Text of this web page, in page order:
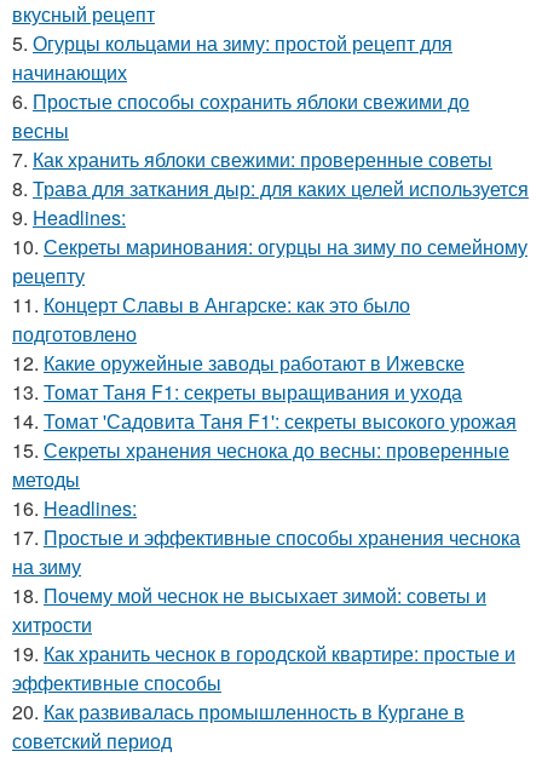
вкусный рецепт
5. Огурцы кольцами на зиму: простой рецепт для
начинающих
6. Простые способы сохранить яблоки свежими до
весны
7. Как хранить яблоки свежими: проверенные советы
8. Трава для заткания дыр: для каких целей используется
9. Headlines:
10. Секреты маринования: огурцы на зиму по семейному
рецепту
11. Концерт Славы в Ангарске: как это было
подготовлено
12. Какие оружейные заводы работают в Ижевске
13. Томат Таня F1: секреты выращивания и ухода
14. Томат 'Садовита Таня F1': секреты высокого урожая
15. Секреты хранения чеснока до весны: проверенные
методы
16. Headlines:
17. Простые и эффективные способы хранения чеснока
на зиму
18. Почему мой чеснок не высыхает зимой: советы и
хитрости
19. Как хранить чеснок в городской квартире: простые и
эффективные способы
20. Как развивалась промышленность в Кургане в
советский период